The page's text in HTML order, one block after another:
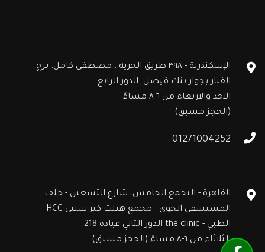
الإسكندرية - ٣٩٨ طريق الحرية . مصطفي كامل. برج
الفنار بجوار بنك فيصل. الدور الرابع.
الاحد والاربعاء من ٦-٨ مساءً
(الحجز مسبق)
01271004252
القاهرة - التجمع الخامس، شارع التسعين - خلف
المستشفى الجوي - مجمع هيلث كير سيتي HCC
الطبي - the clinic الدور الثاني عيادة 218.
الثلاثاء من ٦-٨ مساءً (الحجز مسبق)